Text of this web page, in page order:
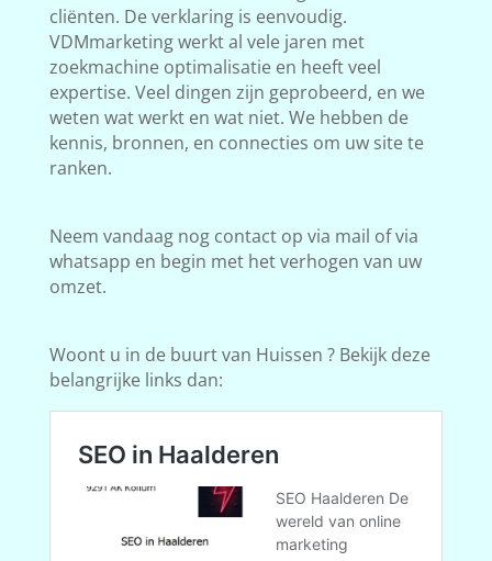
cliënten. De verklaring is eenvoudig.
VDMmarketing werkt al vele jaren met
zoekmachine optimalisatie en heeft veel
expertise. Veel dingen zijn geprobeerd, en we
weten wat werkt en wat niet. We hebben de
kennis, bronnen, en connecties om uw site te
ranken.
Neem vandaag nog contact op via mail of via
whatsapp en begin met het verhogen van uw
omzet.
Woont u in de buurt van Huissen ? Bekijk deze
belangrijke links dan: